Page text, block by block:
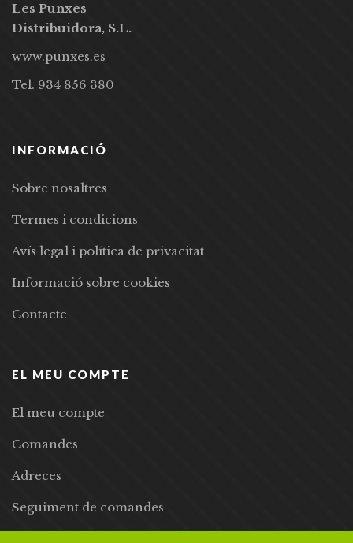
Les Punxes
Distribuidora, S.L.
www.punxes.es
Tel. 934 856 380
INFORMACIÓ
Sobre nosaltres
Termes i condicions
Avís legal i política de privacitat
Informació sobre cookies
Contacte
EL MEU COMPTE
El meu compte
Comandes
Adreces
Seguiment de comandes